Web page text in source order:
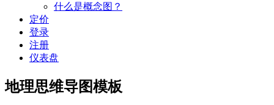
什么是概念图？
定价
登录
注册
仪表盘
地理思维导图模板